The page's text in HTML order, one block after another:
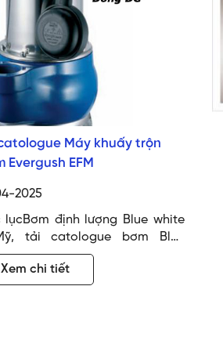
Máy khuấy trộn
Evergush EFM
2025
lụcBơm định lượng Blue white
tải catologue bơm Blue
bơm định lượng
whiteClick để tải tài liệu bơm
lượng Blue white ==> Tải
Xem chi tiết